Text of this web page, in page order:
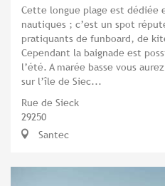
Cette longue plage est dédiée
nautiques ; c’est un spot
pratiquants de funboard, de
Cependant la baignade est
l’été. A marée basse vous
sur l’île de Siec...
Rue de Sieck
29250
Santec